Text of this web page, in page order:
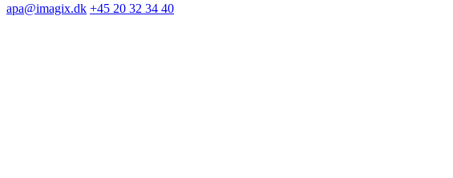
apa@imagix.dk +45 20 32 34 40